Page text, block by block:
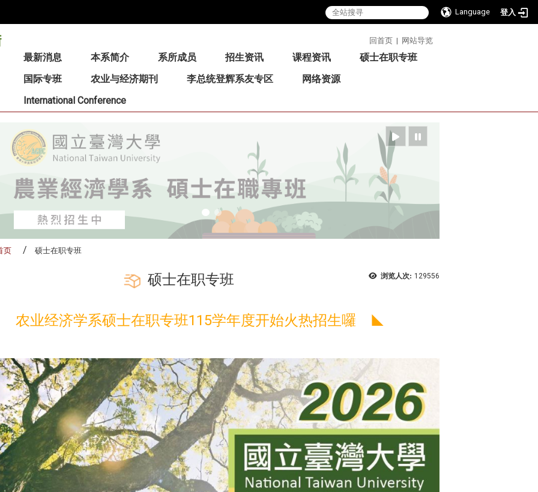
Language 登入
回首页 | 网站导览
最新消息 本系简介 系所成员 招生资讯 课程资讯
硕士在职专班
国际专班
农业与经济期刊 李总统登辉系友专区
网络资源
International Conference
页 硕士在职专班
浏览人次: 129556
硕士在职专班
农业经济学系硕士在职专班115学年度开始火热招生囉 ◣